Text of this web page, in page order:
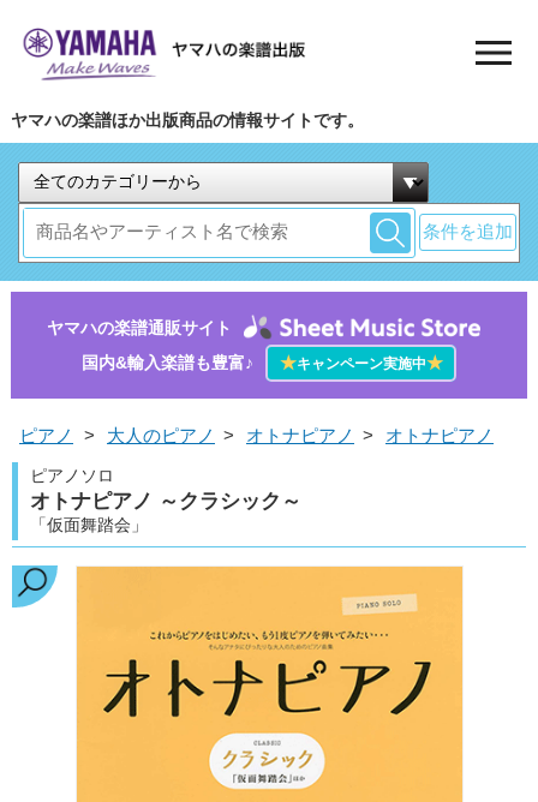
ヤマハの楽譜ほか出版商品の情報サイトです。
条件を追加
ヤマハの楽譜通販サイト
国内&輸入楽譜も豊富♪
★キャンペーン実施中★
ピアノ > 大人のピアノ > オトナピアノ > オトナピアノ
ピアノソロ
オトナピアノ ～クラシック～
「仮面舞踏会」